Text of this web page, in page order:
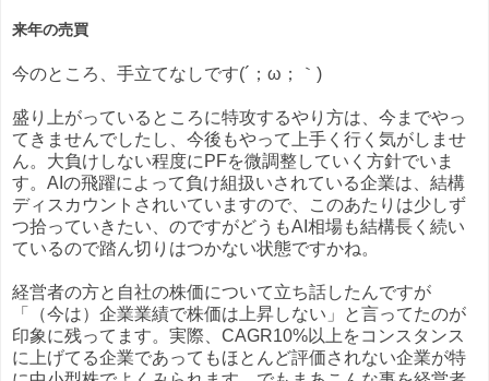
来年の売買
今のところ、手立てなしです(´；ω；｀)
盛り上がっているところに特攻するやり方は、今までやっ
てきませんでしたし、今後もやって上手く行く気がしませ
ん。大負けしない程度にPFを微調整していく方針でいま
す。AIの飛躍によって負け組扱いされている企業は、結構
ディスカウントされいていますので、このあたりは少しず
つ拾っていきたい、のですがどうもAI相場も結構長く続い
ているので踏ん切りはつかない状態ですかね。
経営者の方と自社の株価について立ち話したんですが
「（今は）企業業績で株価は上昇しない」と言ってたのが
印象に残ってます。実際、CAGR10%以上をコンスタンス
に上げてる企業であってもほとんど評価されない企業が特